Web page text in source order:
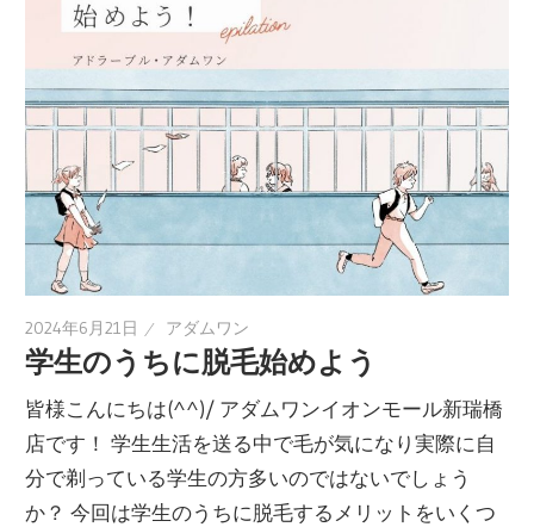
2024年6月21日 アダムワン
学生のうちに脱毛始めよう
皆様こんにちは(^^)/ アダムワンイオンモール新瑞橋
店です！ 学生生活を送る中で毛が気になり実際に自
分で剃っている学生の方多いのではないでしょう
か？ 今回は学生のうちに脱毛するメリットをいくつ